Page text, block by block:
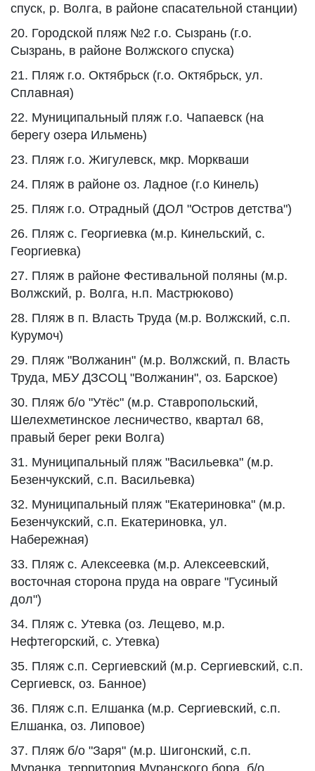
спуск, р. Волга, в районе спасательной станции)
20. Городской пляж №2 г.о. Сызрань (г.о.
Сызрань, в районе Волжского спуска)
21. Пляж г.о. Октябрьск (г.о. Октябрьск, ул.
Сплавная)
22. Муниципальный пляж г.о. Чапаевск (на
берегу озера Ильмень)
23. Пляж г.о. Жигулевск, мкр. Моркваши
24. Пляж в районе оз. Ладное (г.о Кинель)
25. Пляж г.о. Отрадный (ДОЛ "Остров детства")
26. Пляж с. Георгиевка (м.р. Кинельский, с.
Георгиевка)
27. Пляж в районе Фестивальной поляны (м.р.
Волжский, р. Волга, н.п. Мастрюково)
28. Пляж в п. Власть Труда (м.р. Волжский, с.п.
Курумоч)
29. Пляж "Волжанин" (м.р. Волжский, п. Власть
Труда, МБУ ДЗСОЦ "Волжанин", оз. Барское)
30. Пляж б/о "Утёс" (м.р. Ставропольский,
Шелехметинское лесничество, квартал 68,
правый берег реки Волга)
31. Муниципальный пляж "Васильевка" (м.р.
Безенчукский, с.п. Васильевка)
32. Муниципальный пляж "Екатериновка" (м.р.
Безенчукский, с.п. Екатериновка, ул.
Набережная)
33. Пляж с. Алексеевка (м.р. Алексеевский,
восточная сторона пруда на овраге "Гусиный
дол")
34. Пляж с. Утевка (оз. Лещево, м.р.
Нефтегорский, с. Утевка)
35. Пляж с.п. Сергиевский (м.р. Сергиевский, с.п.
Сергиевск, оз. Банное)
36. Пляж с.п. Елшанка (м.р. Сергиевский, с.п.
Елшанка, оз. Липовое)
37. Пляж б/о "Заря" (м.р. Шигонский, с.п.
Муранка, территория Муранского бора, б/о